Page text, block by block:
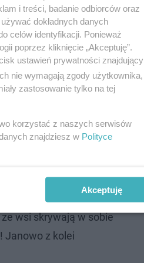
z nich mają
zatrzymane w czasie
swoim urokiem i
wsi skrywają w sobie
Janowo z kolei
i treści, badanie odbiorców oraz
dokładnych danych
celów identyfikacji. Ponieważ
poprzez kliknięcie „Akceptuję”.
ustawień prywatności znajdujący
nie wymagają zgody użytkownika,
zastosowanie tylko na tej
korzystać z naszych serwisów
znajdziesz w Polityce
Akceptuję